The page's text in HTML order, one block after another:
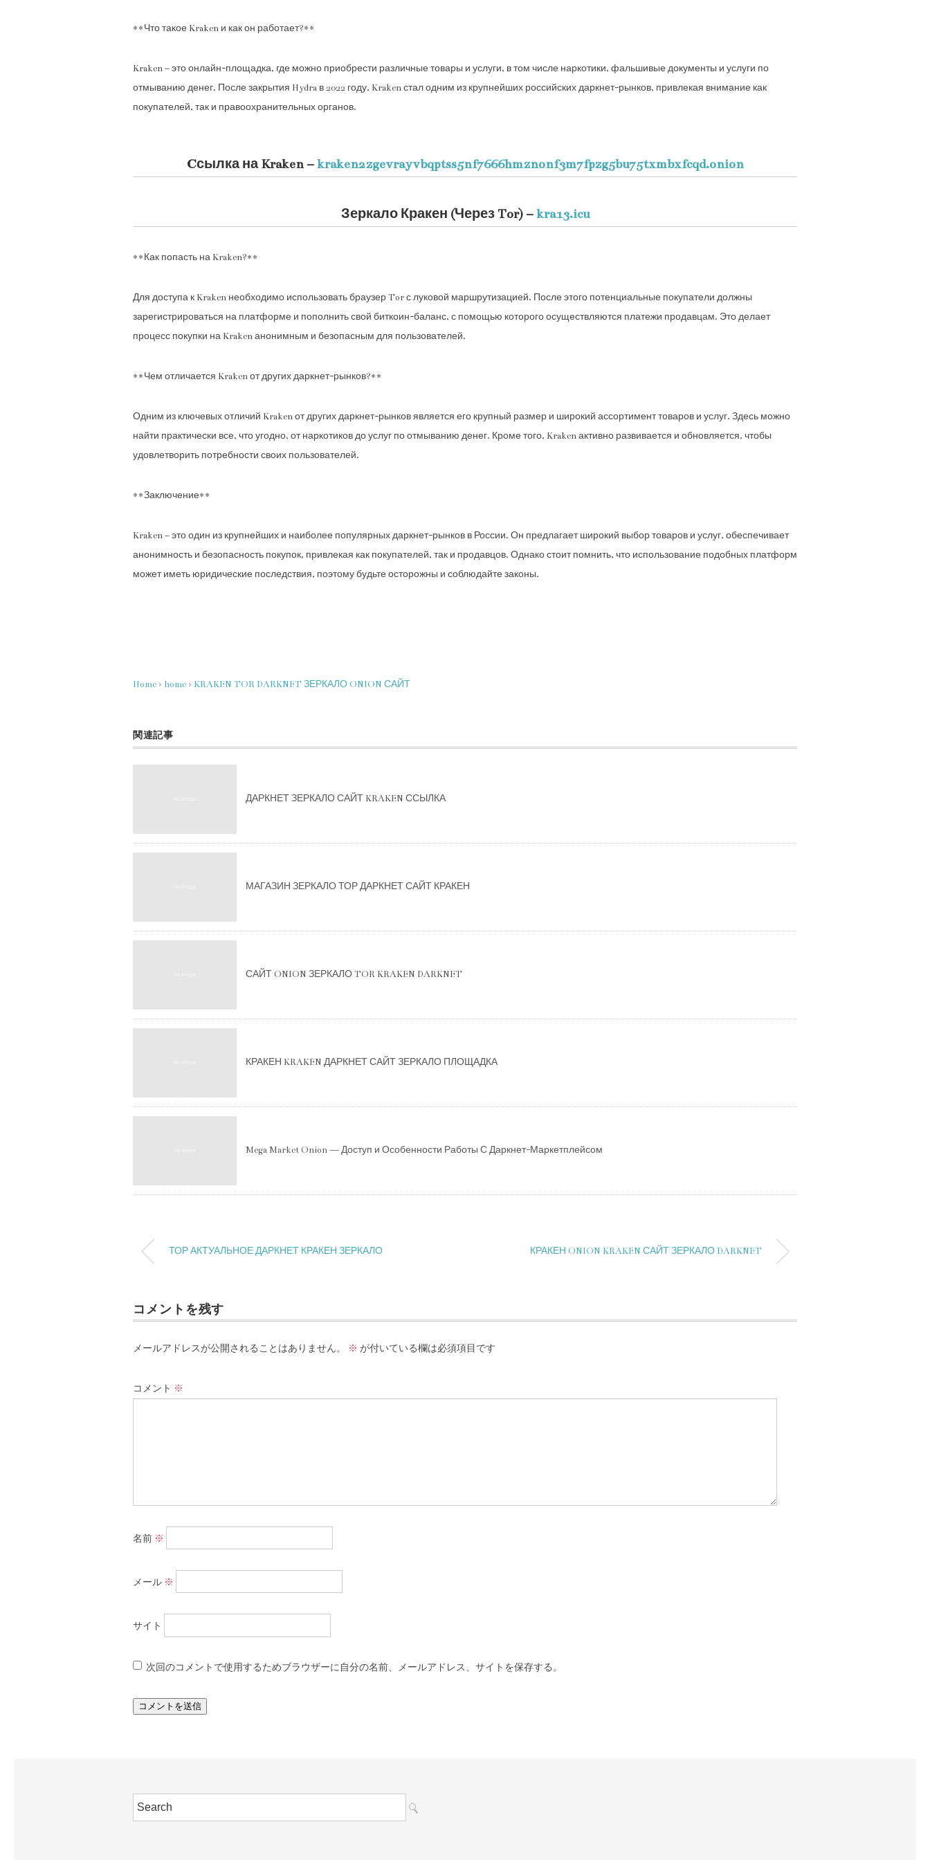
**Что такое Kraken и как он работает?**
Kraken – это онлайн-площадка, где можно приобрести различные товары и услуги, в том числе наркотики, фальшивые документы и услуги по
отмыванию денег. После закрытия Hydra в 2022 году, Kraken стал одним из крупнейших российских даркнет-рынков, привлекая внимание как
покупателей, так и правоохранительных органов.
Cсылка на Kraken–kraken2zgevrayvbqptss5nf7666hmznonf3m7fpzg5bu75txmbxfcqd.onion
Зеркало Кракен (Через Tor) –kra13.icu
**Как попасть на Kraken?**
Для доступа к Kraken необходимо использовать браузер Tor с луковой маршрутизацией. После этого потенциальные покупатели должны
зарегистрироваться на платформе и пополнить свой биткоин-баланс, с помощью которого осуществляются платежи продавцам. Это делает
процесс покупки на Kraken анонимным и безопасным для пользователей.
**Чем отличается Kraken от других даркнет-рынков?**
Одним из ключевых отличий Kraken от других даркнет-рынков является его крупный размер и широкий ассортимент товаров и услуг. Здесь можно
найти практически все, что угодно, от наркотиков до услуг по отмыванию денег. Кроме того, Kraken активно развивается и обновляется, чтобы
удовлетворить потребности своих пользователей.
**Заключение**
Kraken – это один из крупнейших и наиболее популярных даркнет-рынков в России. Он предлагает широкий выбор товаров и услуг, обеспечивает
анонимность и безопасность покупок, привлекая как покупателей, так и продавцов. Однако стоит помнить, что использование подобных платформ
может иметь юридические последствия, поэтому будьте осторожны и соблюдайте законы.
Home › home › KRAKEN TOR DARKNET ЗЕРКАЛО ONION САЙТ
関連記事
ДАРКНЕТ ЗЕРКАЛО САЙТ KRAKEN ССЫЛКА
МАГАЗИН ЗЕРКАЛО ТОР ДАРКНЕТ САЙТ КРАКЕН
САЙТ ONION ЗЕРКАЛО TOR KRAKEN DARKNET
КРАКЕН KRAKEN ДАРКНЕТ САЙТ ЗЕРКАЛО ПЛОЩАДКА
Mega Market Onion — Доступ и Особенности Работы С Даркнет-Маркетплейсом
ТОР АКТУАЛЬНОЕ ДАРКНЕТ КРАКЕН ЗЕРКАЛО КРАКЕН ONION KRAKEN САЙТ ЗЕРКАЛО DARKNET
コメントを残す
メールアドレスが公開されることはありません。 ※ が付いている欄は必須項目です
コメント ※
名前 ※
メール ※
サイト
次回のコメントで使用するためブラウザーに自分の名前、メールアドレス、サイトを保存する。